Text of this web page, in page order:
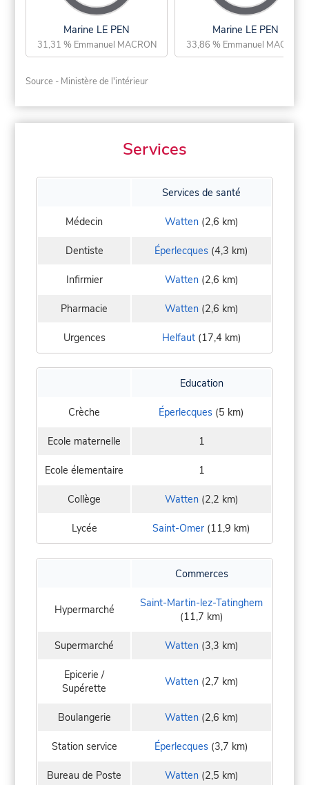
Marine LE PEN
31,31 % Emmanuel MACRON
Marine LE PEN
33,86 % Emmanuel MACRON
Source - Ministère de l'intérieur
Services
Services de santé
Médecin Watten(2,6 km)
Dentiste Éperlecques (4,3 km)
Infirmier Watten(2,6 km)
Pharmacie Watten(2,6 km)
Urgences Helfaut(17,4 km)
Education
Crèche Éperlecques (5 km)
Ecole maternelle 1
Ecole élementaire 1
Collège Watten(2,2 km)
Lycée Saint-Omer (11,9 km)
Commerces
Hypermarché
Saint-Martin-lez-Tatinghem
(11,7 km)
Supermarché Watten(3,3 km)
Epicerie /
Supérette
Watten(2,7 km)
Boulangerie Watten(2,6 km)
Station service Éperlecques (3,7 km)
Bureau de Poste Watten(2,5 km)